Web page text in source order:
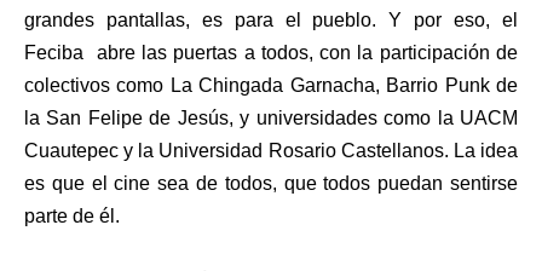
grandes pantallas, es para el pueblo. Y por eso, el
Feciba abre las puertas a todos, con la participación de
colectivos como La Chingada Garnacha, Barrio Punk de
la San Felipe de Jesús, y universidades como la UACM
Cuautepec y la Universidad Rosario Castellanos. La idea
es que el cine sea de todos, que todos puedan sentirse
parte de él.